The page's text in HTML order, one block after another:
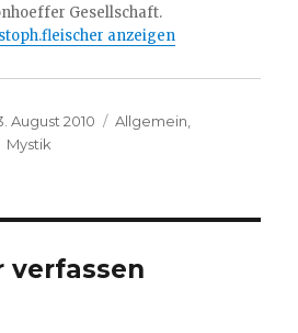
Gesellschaft.
anzeigen
August 2010 Kategorien
Allgemein
Schlagwörter
Mystik
verfassen